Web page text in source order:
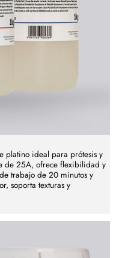
platino ideal para prótesis y
de 25A, ofrece flexibilidad y
trabajo de 20 minutos y
soporta texturas y